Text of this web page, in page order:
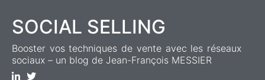
SOCIAL SELLING
Booster vos techniques de vente avec les réseaux
sociaux – un blog de Jean-François MESSIER